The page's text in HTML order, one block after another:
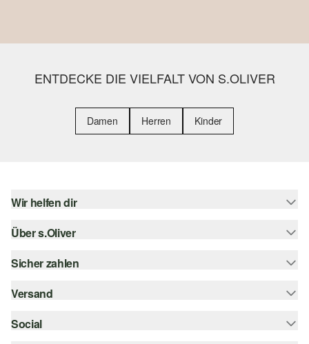
ENTDECKE DIE VIELFALT VON S.OLIVER
Damen Herren Kinder
Wir helfen dir
Hilfe & FAQ
Größenberatung
Top-Kategorien
Über s.Oliver
s.Oliver Magazin
Whatsapp
Sicher zahlen
Rechnung
Kreditkarte
Versand
Sendungsverfolgung
Social